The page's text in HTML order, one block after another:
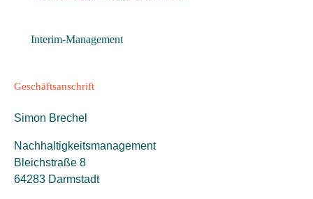
Interim-Management
Geschäftsanschrift
Simon Brechel
Nachhaltigkeitsmanagement
Bleichstraße 8
64283 Darmstadt